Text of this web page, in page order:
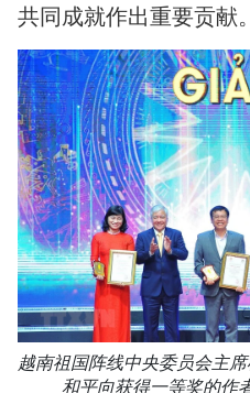
共同成就作出重要贡献。
越南祖国阵线中央委员会主
和平向获得一等奖的作